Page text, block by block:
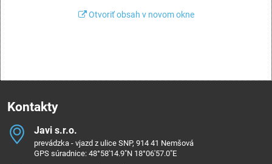
Otvoriť obsah v novom okne
Kontakty
Javi s​.r​.o​.
prevádzka - vjazd z ulice SNP, 914 41 Nemšová
GPS súradnice: 48°58'14.9"N 18°06'57.0"E